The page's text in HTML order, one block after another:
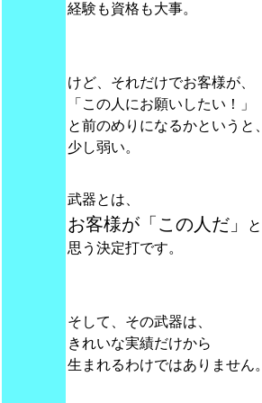
経験も資格も大事。
けど、それだけでお客様が、
「この人にお願いしたい！」
と前のめりになるかというと、
少し弱い。
武器とは、
お客様が「この人だ」
と
思う決定打です。
そして、その武器は、
きれいな実績だけから
生まれるわけではありません。